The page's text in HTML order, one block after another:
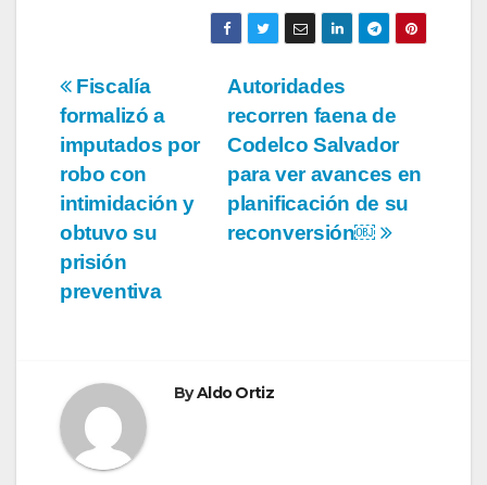
Navegación
de
entradas
Autoridades
recorren faena de
Codelco Salvador
para ver avances en
planificación de su
reconversión￼
Fiscalía
formalizó a
imputados por
robo con
intimidación y
obtuvo su
prisión
preventiva
ByAldo Ortiz